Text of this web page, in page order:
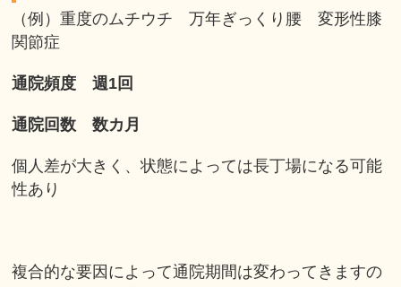
（例）重度のムチウチ 万年ぎっくり腰 変形性膝
関節症
通院頻度 週1回
通院回数 数カ月
個人差が大きく、状態によっては長丁場になる可能
性あり
複合的な要因によって通院期間は変わってきますの